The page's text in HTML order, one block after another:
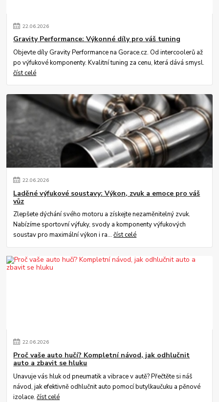
22.06.2026
Gravity Performance: Výkonné díly pro váš tuning
Objevte díly Gravity Performance na Gorace.cz. Od intercoolerů až
po výfukové komponenty. Kvalitní tuning za cenu, která dává smysl.
číst celé
22.06.2026
Laděné výfukové soustavy: Výkon, zvuk a emoce pro váš
vůz
Zlepšete dýchání svého motoru a získejte nezaměnitelný zvuk.
Nabízíme sportovní výfuky, svody a komponenty výfukových
soustav pro maximální výkon i ra...číst celé
22.06.2026
Proč vaše auto hučí? Kompletní návod, jak odhlučnit
auto a zbavit se hluku
Unavuje vás hluk od pneumatik a vibrace v autě? Přečtěte si náš
návod, jak efektivně odhlučnit auto pomocí butylkaučuku a pěnové
izolace.číst celé